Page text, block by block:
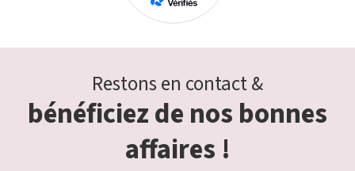
Restons en contact &
bénéficiez de nos bonnes
affaires !